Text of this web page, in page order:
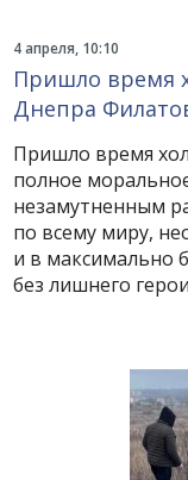
4 апреля, 10:10
Пришло время
Днепра
Пришло время
полное
незамутненным
по всему миру,
и в максимально
без лишнего